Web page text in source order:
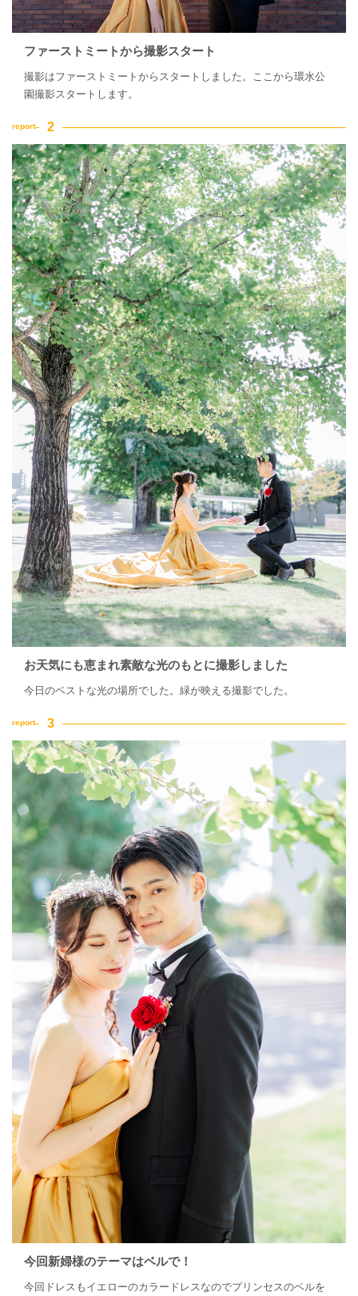
ファーストミートから撮影スタート
撮影はファーストミートからスタートしました。ここから環水公
園撮影スタートします。
お天気にも恵まれ素敵な光のもとに撮影しました
今日のベストな光の場所でした。緑が映える撮影でした。
今回新婦様のテーマはベルで！
今回ドレスもイエローのカラードレスなのでプリンセスのベルを